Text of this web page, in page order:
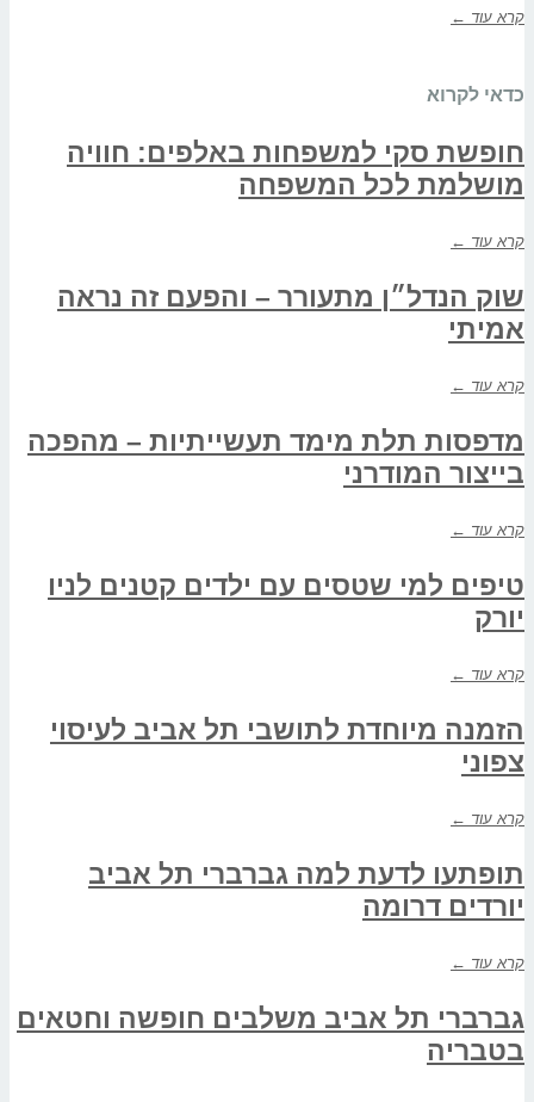
קרא עוד ←
כדאי לקרוא
חופשת סקי למשפחות באלפים: חוויה
מושלמת לכל המשפחה
קרא עוד ←
שוק הנדל״ן מתעורר – והפעם זה נראה
אמיתי
קרא עוד ←
מדפסות תלת מימד תעשייתיות – מהפכה
בייצור המודרני
קרא עוד ←
טיפים למי שטסים עם ילדים קטנים לניו
יורק
קרא עוד ←
הזמנה מיוחדת לתושבי תל אביב לעיסוי
צפוני
קרא עוד ←
תופתעו לדעת למה גברברי תל אביב
יורדים דרומה
קרא עוד ←
גברברי תל אביב משלבים חופשה וחטאים
בטבריה